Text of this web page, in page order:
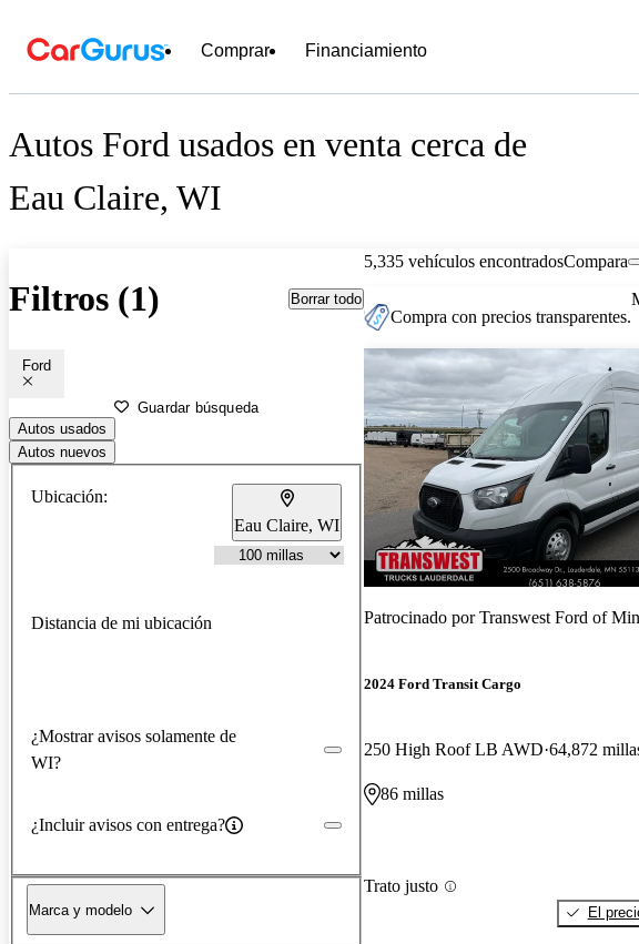
Comprar Financiamiento
Autos Ford usados en venta cerca de
Eau Claire, WI
Filtros (1) Borrar todo
Ford
Guardar búsqueda
Autos usados
Autos nuevos
Ubicación:
Eau Claire, WI
Distancia de mi ubicación
¿Mostrar avisos solamente de
WI?
¿Incluir avisos con entrega?
Marca y modelo
5,335 vehículos encontradosCompara
Compra con precios transparentes.
Patrocinado porTranswest Ford of
2024 Ford Transit Cargo
250 High Roof LB AWD 64,872
86 millas
Trato justo
El